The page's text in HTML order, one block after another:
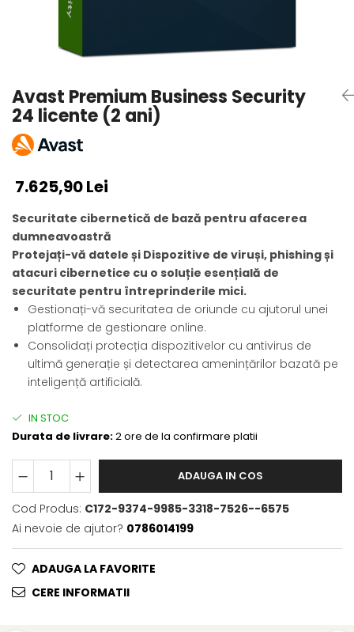
AVAST Driver Updater
AVAST AntiTrack Premium
Avast Premium Business Security
24 licente (2 ani)
7.625,90 Lei
Securitate cibernetică de bază pentru afacerea
dumneavoastră
Protejați-vă datele și Dispozitive de viruși, phishing și
atacuri cibernetice cu o soluție esențială de
securitate pentru întreprinderile mici.
Gestionați-vă securitatea de oriunde cu ajutorul unei
platforme de gestionare online.
Consolidați protecția dispozitivelor cu antivirus de
ultimă generație și detectarea amenințărilor bazată pe
inteligență artificială.
IN STOC
Durata de livrare:2 ore de la confirmare platii
ADAUGA IN COS
Cod Produs: C172-9374-9985-3318-7526--6575
Ai nevoie de ajutor? 0786014199
ADAUGA LA FAVORITE
CERE INFORMATII